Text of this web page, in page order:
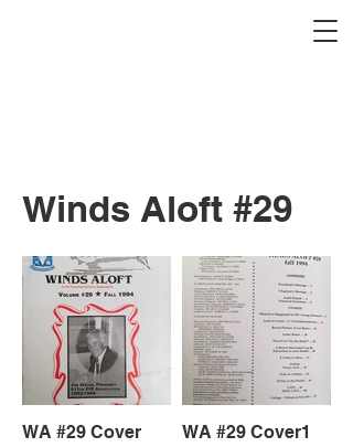
Winds Aloft #29
WA #29 Cover WA #29 Cover1